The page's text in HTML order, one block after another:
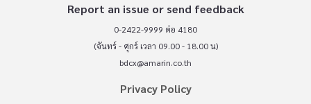
Report an issue or send feedback
0-2422-9999 ต่อ 4180
(จันทร์ - ศุกร์ เวลา 09.00 - 18.00 น)
bdcx@amarin.co.th
Privacy Policy